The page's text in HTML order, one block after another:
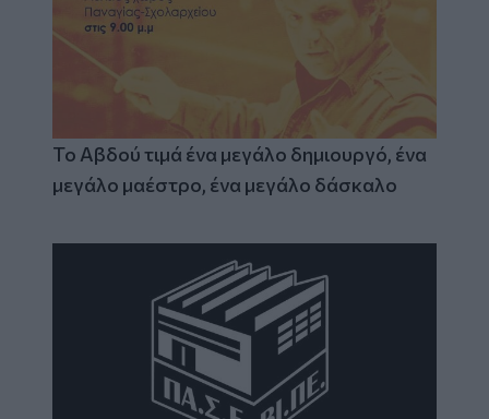
Το Αβδού τιμά ένα μεγάλο δημιουργό, ένα
μεγάλο μαέστρο, ένα μεγάλο δάσκαλο